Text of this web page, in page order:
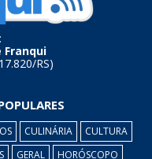
Franqui
RS)
CULINÁRIA
CULTURA
GERAL HORÓSCOPO